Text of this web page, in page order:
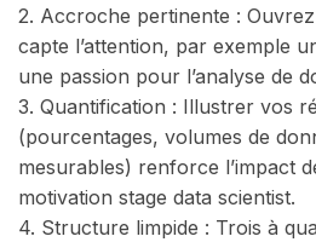
2. Accroche pertinente :
capte l’attention, par exemple
une passion pour l’analyse de
3. Quantification : Illustrer vos
(pourcentages, volumes de
mesurables) renforce l’impact
motivation stage data scientist.
4. Structure limpide : Trois à